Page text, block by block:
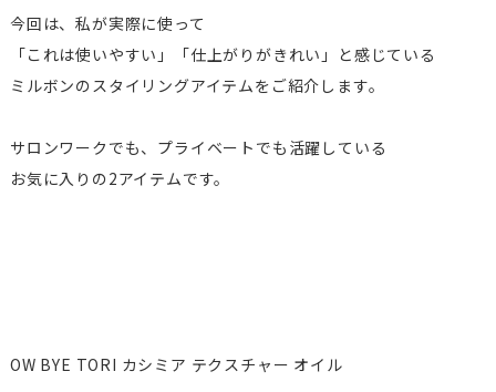
今回は、私が実際に使って
「これは使いやすい」「仕上がりがきれい」と感じている
ミルボンのスタイリングアイテムをご紹介します。
サロンワークでも、プライベートでも活躍している
お気に入りの2アイテムです。
OW BYE TORI カシミア テクスチャー オイル